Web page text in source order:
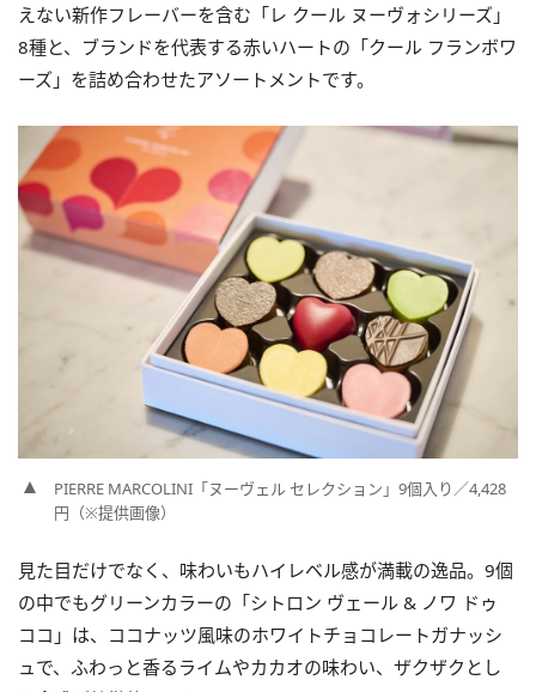
えない新作フレーバーを含む「レ クール ヌーヴォシリーズ」
8種と、ブランドを代表する赤いハートの「クール フランボワ
ーズ」を詰め合わせたアソートメントです。
PIERRE MARCOLINI「ヌーヴェル セレクション」9個入り／4,428
円（※提供画像）
見た目だけでなく、味わいもハイレベル感が満載の逸品。9個
の中でもグリーンカラーの「シトロン ヴェール & ノワ ドゥ
ココ」は、ココナッツ風味のホワイトチョコレートガナッシ
ュで、ふわっと香るライムやカカオの味わい、ザクザクとし